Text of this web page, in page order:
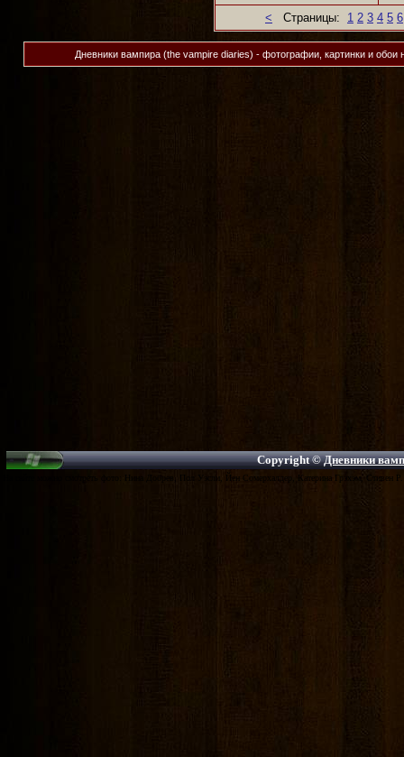
< Страницы: 1 2 3 4 5 6
Дневники вампира (the vampire diaries) - фотографии, картинки и обои
Copyright ©Дневники
На сайте можно смотреть фото: Нина Добрев, Пол Уэсли, Йен Сомерхалдер, Катерина Грэхэм,